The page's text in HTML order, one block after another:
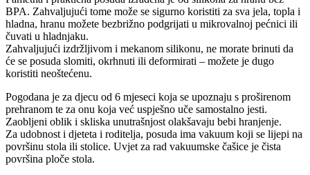
BPA. Zahvaljujući tome može se sigurno koristiti za sva jela, topla i
hladna, hranu možete bezbrižno podgrijati u mikrovalnoj pećnici ili
čuvati u hladnjaku.
Zahvaljujući izdržljivom i mekanom silikonu, ne morate brinuti da
će se posuda slomiti, okrhnuti ili deformirati – možete je dugo
koristiti neoštećenu.
Pogodana je za djecu od 6 mjeseci koja se upoznaju s proširenom
prehranom te za onu koja već uspješno uče samostalno jesti.
Zaobljeni oblik i skliska unutrašnjost olakšavaju bebi hranjenje.
Za udobnost i djeteta i roditelja, posuda ima vakuum koji se lijepi na
površinu stola ili stolice. Uvjet za rad vakuumske čašice je čista
površina ploče stola.